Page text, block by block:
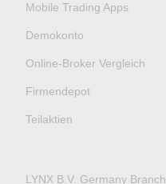
Mobile Trading Apps
Demokonto
Online-Broker Vergleich
Firmendepot
Teilaktien
LYNX B.V. Germany Branch